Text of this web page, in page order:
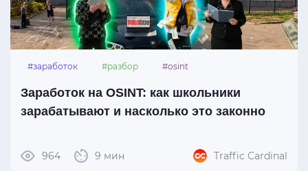
#заработок #разбор #osint
Заработок на OSINT: как школьники
зарабатывают и насколько это законно
964 9 мин Traffic Cardinal